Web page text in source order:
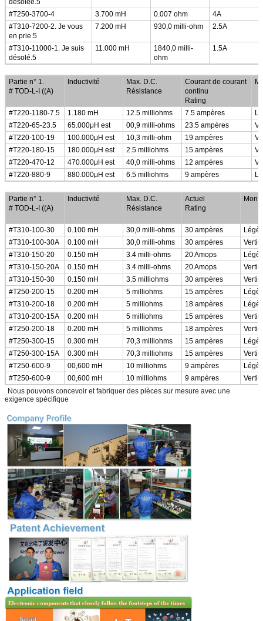
désolée.5
#T250-3700-4
3.700 mH 0.007 ohm
4A
#T310-7200-2. Je vous
en prie.5
7.200 mH 930,0 milli-ohm 2.5A
#T310-11000-1. Je suis
désolé.5
11.000 mH
1840,0 milli-
ohm
1.5A
Partie n° 1.
# TOD-L-I ((A)
Inductivité
Max. D.C.
Résistance
Courant de courant
continu
Rating
#T220-1180-7.5 1.180 mH 12.5 milliohms 7.5 ampères
#T220-65-23.5
65.000μ H est 00,9 milli-ohms 23.5 ampères
#T220-100-19
100.000μ H est 10,3 milli-ohm 19 ampères
#T220-180-15
180.000μ H est 2.5 milliohms 15 ampères
#T220-470-12
470.000μ H est 40,0 milli-ohms 12 ampères
#T220-880-9
880.000μ H est 6.5 milliohms 9 ampères
Partie n° 1.
# TOD-L-I ((A)
Inductivité
Max. D.C.
Résistance
Actuel
Rating
#T310-100-30 0.100 mH 30,0 milli-ohms 30 ampères
#T310-100-30A
0.100 mH 30,0 milli-ohms 30 ampères
#T310-150-20
0.150 mH 3.4 milli-ohms 20 Amops
#T310-150-20A
0.150 mH 3.4 milli-ohms 20 Amops
#T310-150-30
0.150 mH 3.5 milliohms 30 ampères
#T250-200-15
0.200 mH 5 milliohms 15 ampères
#T310-200-18
0.200 mH 5 milliohms 18 ampères
#T310-200-15A
0.200 mH 5 milliohms 15 ampères
#T250-200-18
0.200 mH 5 milliohms 18 ampères
#T250-300-15
0.300 mH 70,3 milliohms 15 ampères
#T250-300-15A
0.300 mH 70,3 milliohms 15 ampères
#T250-600-9
00,600 mH 10 milliohms 9 ampères
#T250-600-9
00,600 mH 10 milliohms 9 ampères
Nous pouvons concevoir et fabriquer des pièces sur mesure avec une
exigence spécifique